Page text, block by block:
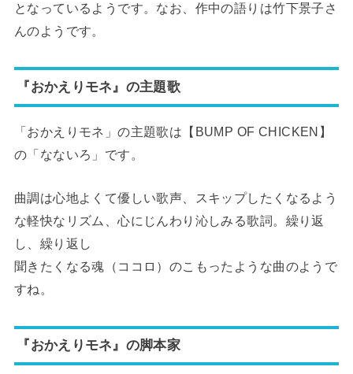
となっているようです。なお、作中の語りは竹下景子さ
んのようです。
『おかえりモネ』の主題歌
「おかえりモネ」の主題歌は【BUMP OF CHICKEN】
の「なないろ」です。
曲調は心地よくて優しい歌声、スキップしたくなるよう
な軽快なリズム、心にじんわり沁しみる歌詞。繰り返
し、繰り返し
聞きたくなる魂（ココロ）のこもったような曲のようで
すね。
『おかえりモネ』の脚本家